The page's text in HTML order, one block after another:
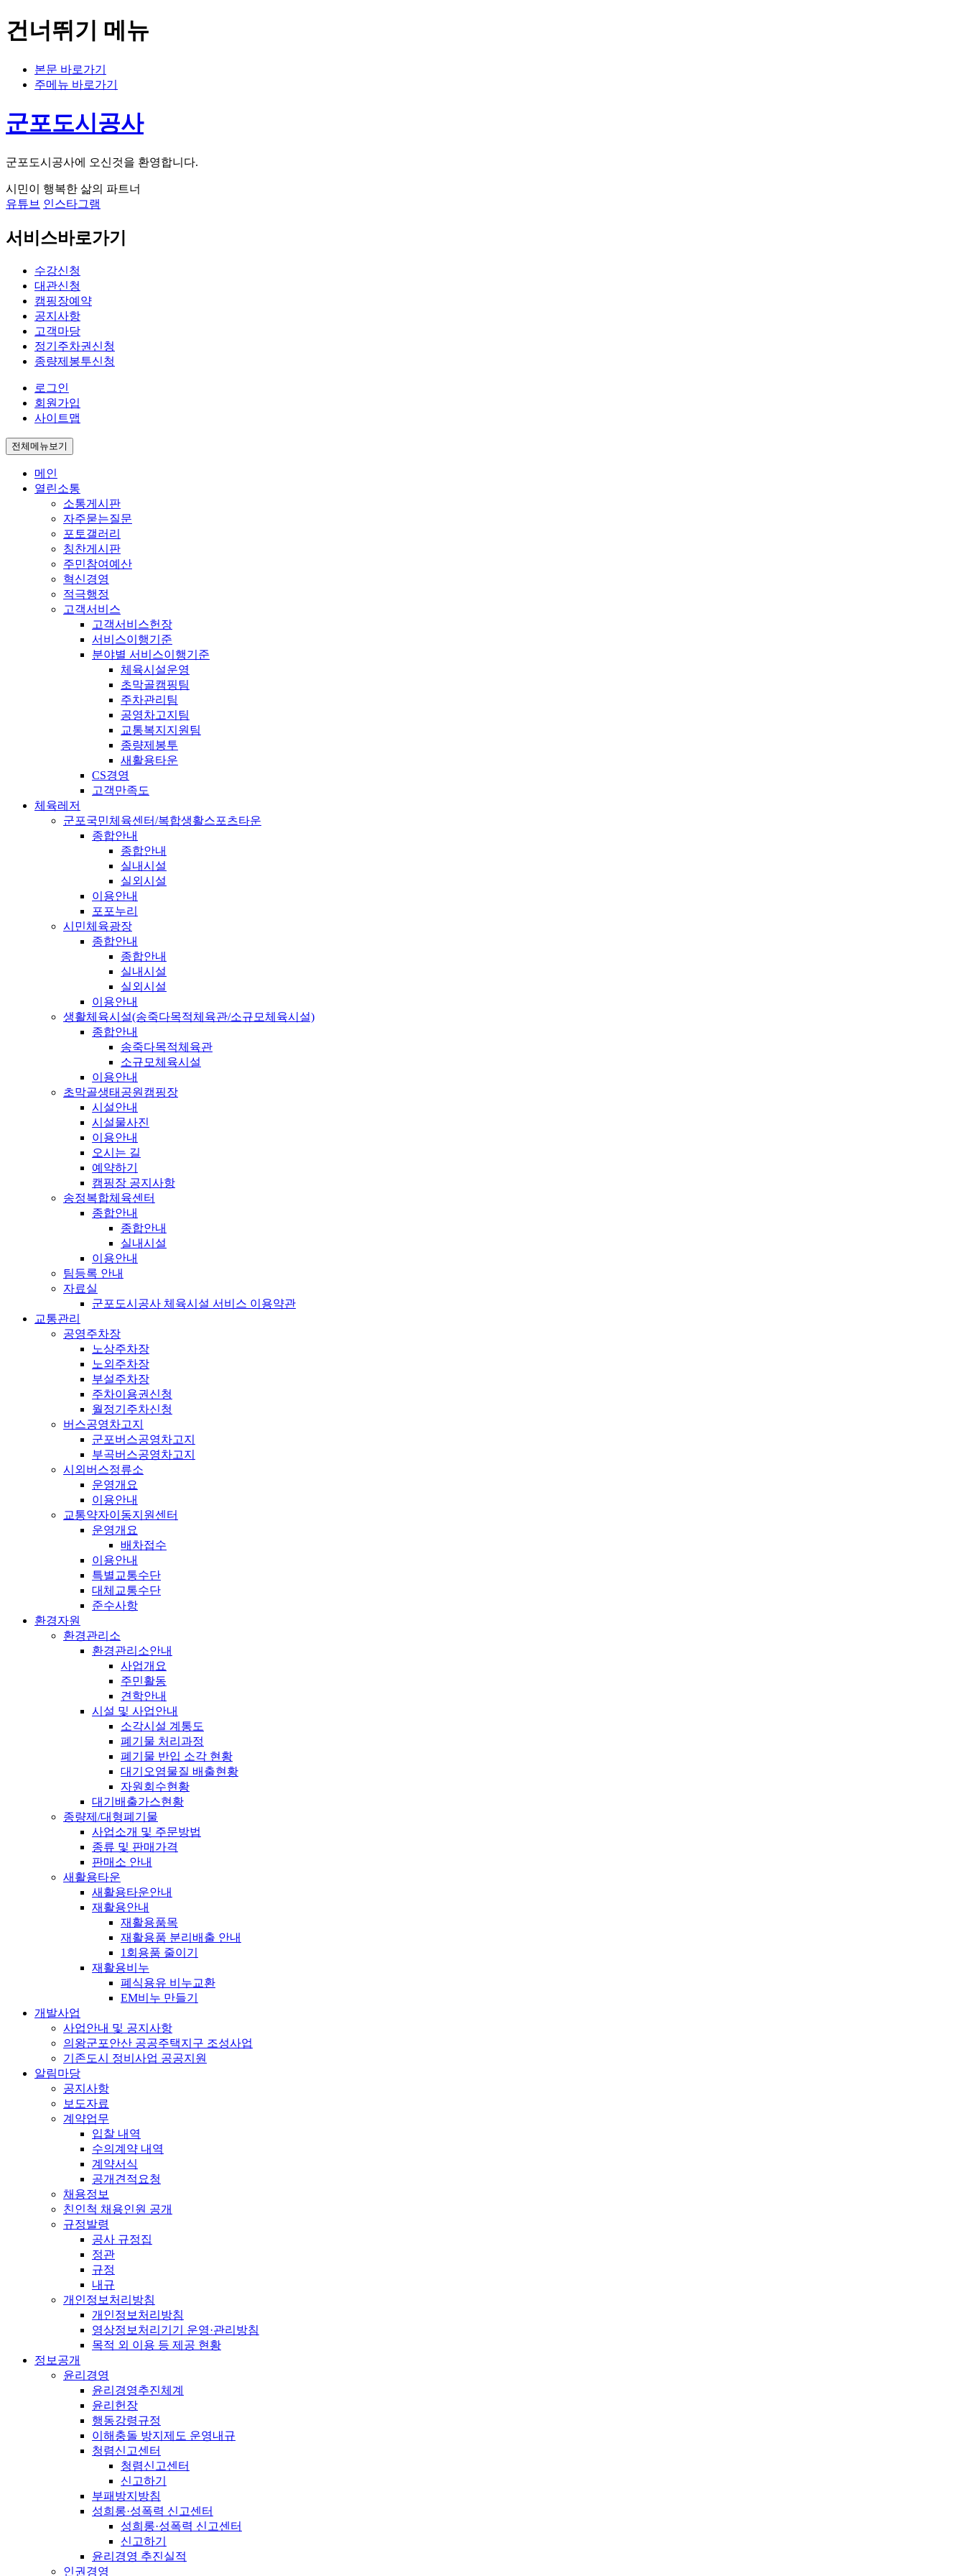
건너뛰기 메뉴
본문 바로가기
주메뉴 바로가기
군포도시공사
군포도시공사에 오신것을 환영합니다.
시민이 행복한 삶의 파트너
유튜브 인스타그램
서비스바로가기
수강신청
대관신청
캠핑장예약
공지사항
고객마당
정기주차권신청
종량제봉투신청
로그인
회원가입
사이트맵
전체메뉴보기
메인
열린소통
소통게시판
자주묻는질문
포토갤러리
칭찬게시판
주민참여예산
혁신경영
적극행정
고객서비스
고객서비스헌장
서비스이행기준
분야별 서비스이행기준
체육시설운영
초막골캠핑팀
주차관리팀
공영차고지팀
교통복지지원팀
종량제봉투
새활용타운
CS경영
고객만족도
체육레저
군포국민체육센터/복합생활스포츠타운
종합안내
종합안내
실내시설
실외시설
이용안내
포포누리
시민체육광장
종합안내
종합안내
실내시설
실외시설
이용안내
생활체육시설(송죽다목적체육관/소규모체육시설)
종합안내
송죽다목적체육관
소규모체육시설
이용안내
초막골생태공원캠핑장
시설안내
시설물사진
이용안내
오시는 길
예약하기
캠핑장 공지사항
송정복합체육센터
종합안내
종합안내
실내시설
이용안내
팀등록 안내
자료실
군포도시공사 체육시설 서비스 이용약관
교통관리
공영주차장
노상주차장
노외주차장
부설주차장
주차이용권신청
월정기주차신청
버스공영차고지
군포버스공영차고지
부곡버스공영차고지
시외버스정류소
운영개요
이용안내
교통약자이동지원센터
운영개요
배차접수
이용안내
특별교통수단
대체교통수단
준수사항
환경자원
환경관리소
환경관리소안내
사업개요
주민활동
견학안내
시설 및 사업안내
소각시설 계통도
폐기물 처리과정
폐기물 반입 소각 현황
대기오염물질 배출현황
자원회수현황
대기배출가스현황
종량제/대형폐기물
사업소개 및 주문방법
종류 및 판매가격
판매소 안내
새활용타운
새활용타운안내
재활용안내
재활용품목
재활용품 분리배출 안내
1회용품 줄이기
재활용비누
폐식용유 비누교환
EM비누 만들기
개발사업
사업안내 및 공지사항
의왕군포안산 공공주택지구 조성사업
기존도시 정비사업 공공지원
알림마당
공지사항
보도자료
계약업무
입찰 내역
수의계약 내역
계약서식
공개견적요청
채용정보
친인척 채용인원 공개
규정발령
공사 규정집
정관
규정
내규
개인정보처리방침
개인정보처리방침
영상정보처리기기 운영·관리방침
목적 외 이용 등 제공 현황
정보공개
윤리경영
윤리경영추진체계
윤리헌장
행동강령규정
이해충돌 방지제도 운영내규
청렴신고센터
청렴신고센터
신고하기
부패방지방침
성희롱·성폭력 신고센터
성희롱·성폭력 신고센터
신고하기
윤리경영 추진실적
인권경영